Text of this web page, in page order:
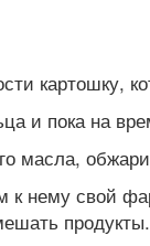
картошку,
и пока на
масла,
к нему
продукты.